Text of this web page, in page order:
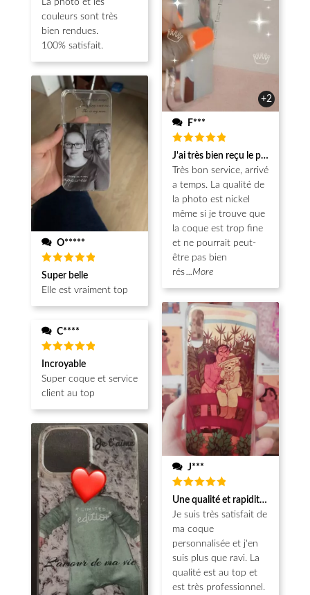
couleurs sont très
bien rendues.
100% satisfait.
O*****
Note 5
sur 5
Super belle
Elle est vraiment top
C****
Note5
sur 5
Incroyable
Super coque et service
client au top
+2
F***
Note5
sur 5
J'ai très bien reçu le produit.
Très bon service, arrivé
a temps. La qualité de
la photo est nickel
même si je trouve que
la coque est trop fine
et ne pourrait peut-
être pas bien
rés...More
J***
Note5
sur 5
Une qualité et rapidité au top!
Je suis très satisfait de
ma coque
personnalisée et j'en
suis plus que ravi. La
qualité est au top et
est très professionnel.